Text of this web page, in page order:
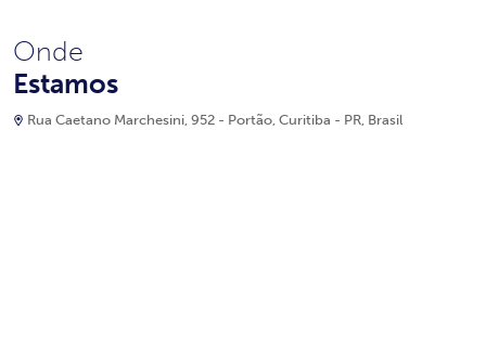
Onde
Estamos
Rua Caetano Marchesini, 952 - Portão, Curitiba - PR, Brasil